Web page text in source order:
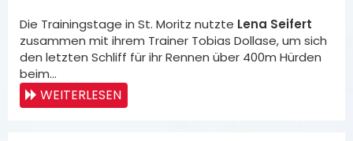
Die Trainingstage in St. Moritz nutzte Lena Seifert
zusammen mit ihrem Trainer Tobias Dollase, um sich
den letzten Schliff für ihr Rennen über 400m Hürden
beim…
WEITERLESEN